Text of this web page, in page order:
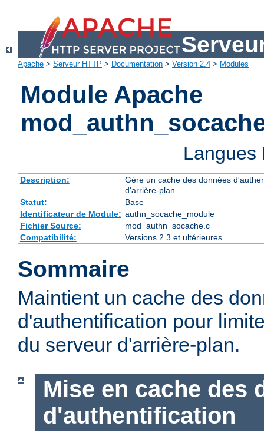
Apache > Serveur HTTP > Documentation > Version 2.4 > Modules
Module Apache
Description:
Gère un cache des données
d'arrière-plan
Statut:
Base
Identificateur de Module: authn_socache_module
Fichier Source:
mod_authn_socache.c
Compatibilité:
Versions 2.3 et ultérieures
Sommaire
Maintient un cache des
d'authentification pour
du serveur d'arrière-plan.
Mise en cache des
d'authentification